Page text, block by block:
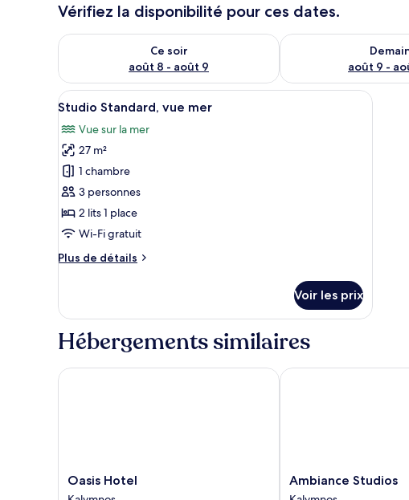
Vérifiez la disponibilité pour ces dates.
Ce soir
août 8 - août 9
Vérifier la disponibilité pour ce soir août 8 - août 9
août 9 -
Vérifier la
Afficher
toutes
les
photos
pour
ce
type
de
chambre :
Studio
mer
Une table avec un livre, une bouteille
7
Studio Standard, vue mer
Vue sur la mer
27 m²
1 chambre
3 personnes
2 lits 1 place
Wi-Fi gratuit
Plus de détails
Plus
le
type
de
Studio
Voir les prix
Hébergements similaires
Oasis
Hotel
Oasis Hotel
Oasis Hotel
Ambiance
Studios
Ambiance Studios
Ambiance Studios